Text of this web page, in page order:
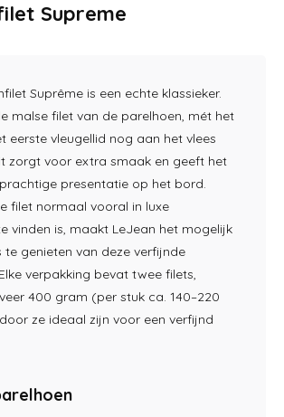
Supreme
Suprême is een echte klassieker.
malse filet van de parelhoen, mét het
eerste vleugellid nog aan het vlees
zorgt voor extra smaak en geeft het
presentatie op het bord.
filet normaal vooral in luxe
vinden is, maakt LeJean het mogelijk
te genieten van deze verfijnde
verpakking bevat twee filets,
400 gram (per stuk ca. 140–220
ze ideaal zijn voor een verfijnd